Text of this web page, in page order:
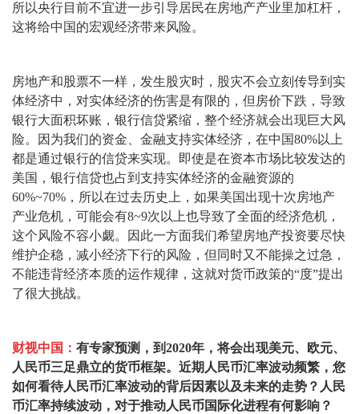
所以央行目前不宜进一步引导居民在房地产产业里加杠杆，
这将给中国的宏观经济带来风险。
房地产和股票不一样，发生股灾时，股灾不会立刻传导到实
体经济中，对实体经济的伤害是有限的，但房价下跌，导致
银行大面积坏账，银行信贷紧缩，整个经济就会出现巨大风
险。因为我们的资金、金融支持实体经济，在中国80%以上
都是通过银行的信贷来实现。即使是在资本市场比较发达的
美国，银行信贷也占到支持实体经济的金融资源的
60%~70%，所以在过去历史上，如果美国出现十次房地产
产业危机，可能会有8~9次以上也导致了全面的经济危机，
这个风险不容小觑。因此一方面我们希望房地产投资要尽快
维护企稳，减小经济下行的风险，但同时又不能操之过急，
不能违背经济本质的运作规律，这就对货币政策的“度”提出
了很大挑战。
财视中国： 有专家预测，到2020年，将会出现美元、欧元、
人民币三足鼎立的货币框架。近期人民币汇率波动频繁，您
如何看待人民币汇率波动的背后因素以及未来的走势？人民
币汇率持续波动，对于推动人民币国际化进程有何影响？